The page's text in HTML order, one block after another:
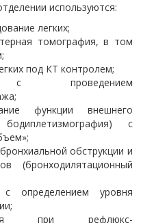
используются:
легких;
томография, в том
под КТ контролем;
с проведением
функции внешнего
с
обструкции и
(бронходилятационный
с определением уровня
при рефлюкс-